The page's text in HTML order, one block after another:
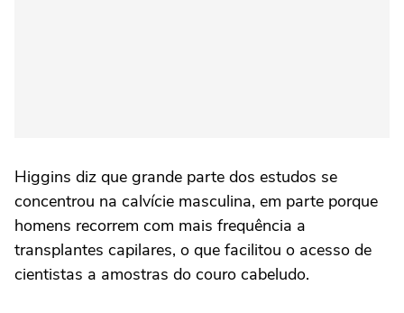
Higgins diz que grande parte dos estudos se
concentrou na calvície masculina, em parte porque
homens recorrem com mais frequência a
transplantes capilares, o que facilitou o acesso de
cientistas a amostras do couro cabeludo.